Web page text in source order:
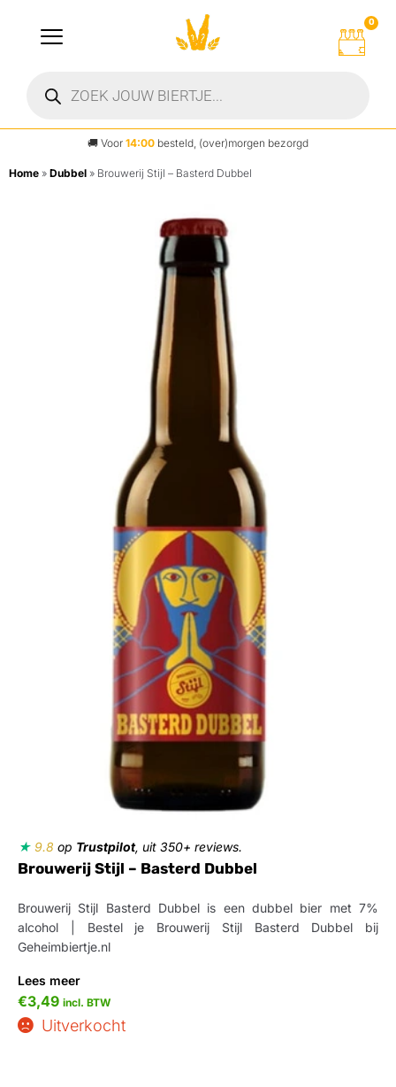
0
🚚 Voor 14:00 besteld, (over)morgen bezorgd
Home » Dubbel » Brouwerij Stijl – Basterd Dubbel
★ 9.8 op Trustpilot, uit 350+ reviews.
Brouwerij Stijl – Basterd Dubbel
Brouwerij Stijl Basterd Dubbel is een dubbel bier met 7%
alcohol | Bestel je Brouwerij Stijl Basterd Dubbel bij
Geheimbiertje.nl
Lees meer
€3,49 incl. BTW
Uitverkocht